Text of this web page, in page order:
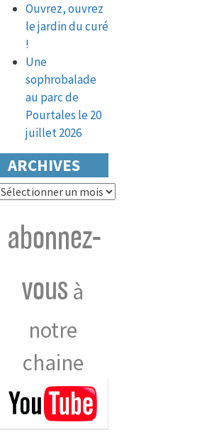
Ouvrez, ouvrez
le jardin du curé
!
Une
sophrobalade
au parc de
Pourtales le 20
juillet 2026
ARCHIVES
Archives
abonnez-
vous à
notre
chaine